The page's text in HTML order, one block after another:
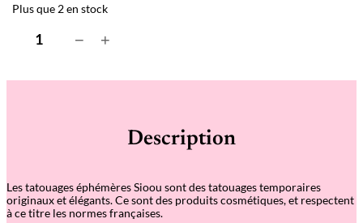
Plus que 2 en stock
t
o
u
− +
Description
Les tatouages éphémères Sioou sont des tatouages temporaires
originaux et élégants. Ce sont des produits cosmétiques, et respectent
à ce titre les normes françaises.